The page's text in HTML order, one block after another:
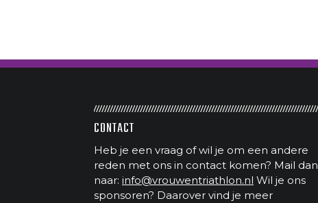
CONTACT
Heb je een vraag of wil je om een andere
reden met ons in contact komen? Mail dan
naar: info@vrouwentriathlon.nl Wil je ons
sponsoren? Daarover vind je meer